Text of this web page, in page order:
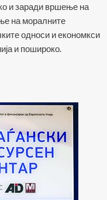
и заради вршење на
на моралните
односи и економкси
и пошироко.